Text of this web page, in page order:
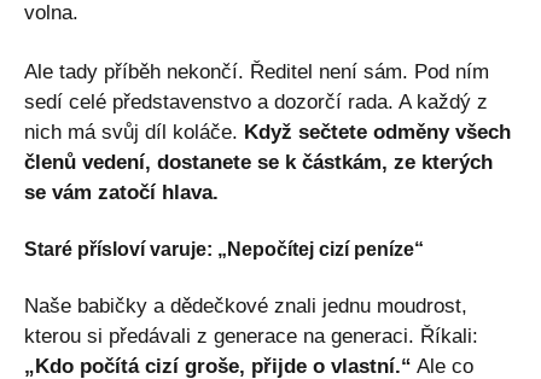
volna.
Ale tady příběh nekončí. Ředitel není sám. Pod ním
sedí celé představenstvo a dozorčí rada. A každý z
nich má svůj díl koláče. Když sečtete odměny všech
členů vedení, dostanete se k částkám, ze kterých
se vám zatočí hlava.
Staré přísloví varuje: „Nepočítej cizí peníze“
Naše babičky a dědečkové znali jednu moudrost,
kterou si předávali z generace na generaci. Říkali:
„Kdo počítá cizí groše, přijde o vlastní.“ Ale co